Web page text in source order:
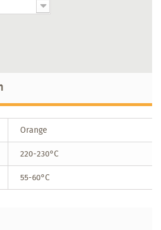
Orange
220-230°C
55-60°C